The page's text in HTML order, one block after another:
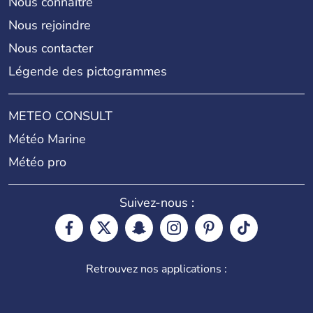
Nous rejoindre
Nous contacter
Légende des pictogrammes
METEO CONSULT
Météo Marine
Météo pro
Suivez-nous :
Retrouvez nos applications :